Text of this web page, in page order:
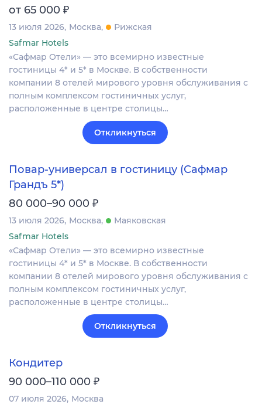
от 65 000 ₽
13 июля 2026 Москва
Рижская
Safmar Hotels
«Сафмар Отели» — это всемирно известные
гостиницы 4* и 5* в Москве. В собственности
компании 8 отелей мирового уровня обслуживания с
полным комплексом гостиничных услуг,
расположенные в центре столицы…
Откликнуться
Повар-универсал в гостиницу (Сафмар
Грандъ 5*)
80 000–90 000 ₽
13 июля 2026 Москва
Маяковская
Safmar Hotels
«Сафмар Отели» — это всемирно известные
гостиницы 4* и 5* в Москве. В собственности
компании 8 отелей мирового уровня обслуживания с
полным комплексом гостиничных услуг,
расположенные в центре столицы…
Откликнуться
Кондитер
90 000–110 000 ₽
07 июля 2026 Москва